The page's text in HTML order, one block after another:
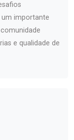
importante
e qualidade de